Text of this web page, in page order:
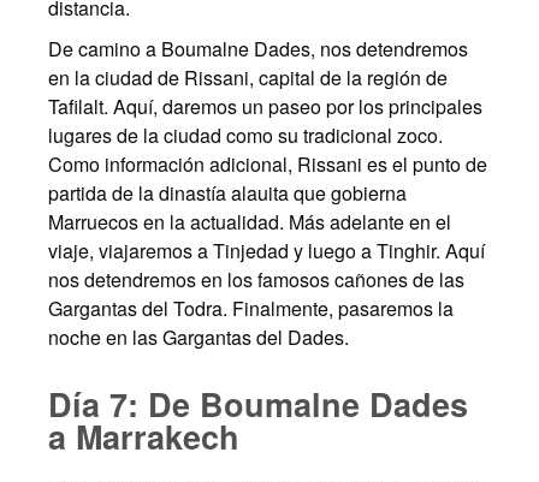
distancia.
De camino a Boumalne Dades, nos detendremos
en la ciudad de Rissani, capital de la región de
Tafilalt. Aquí, daremos un paseo por los principales
lugares de la ciudad como su tradicional zoco.
Como información adicional, Rissani es el punto de
partida de la dinastía alauita que gobierna
Marruecos en la actualidad. Más adelante en el
viaje, viajaremos a Tinjedad y luego a Tinghir. Aquí
nos detendremos en los famosos cañones de las
Gargantas del Todra. Finalmente, pasaremos la
noche en las Gargantas del Dades.
Día 7: De Boumalne Dades
a Marrakech